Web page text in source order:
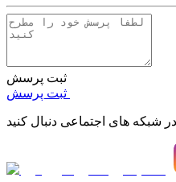
ثبت پرسش
در شبکه های اجتماعی دنبال کنید